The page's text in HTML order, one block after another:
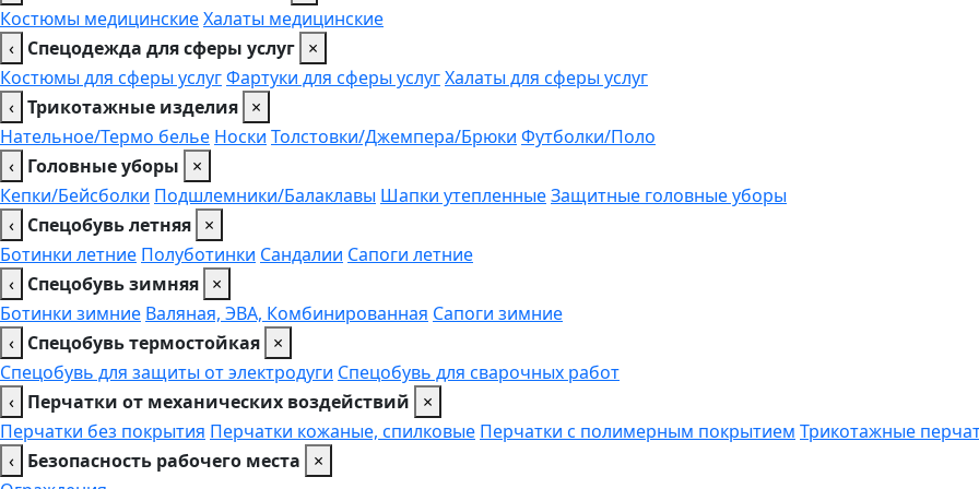
Костюмы медицинскиеХалаты медицинские
‹ Спецодежда для сферы услуг ×
Костюмы для сферы услугФартуки для сферы услугХалаты для сферы услуг
‹ Трикотажные изделия ×
Нательное/Термо белье Носки Толстовки/Джемпера/Брюки Футболки/Поло
‹ Головные уборы
×
Кепки/Бейсболки Подшлемники/Балаклавы Шапки утепленныеЗащитные головные уборы
‹ Спецобувь летняя ×
Ботинки летние Полуботинки Сандалии Сапоги летние
‹ Спецобувь зимняя ×
Ботинки зимние Валяная, ЭВА, Комбинированная Сапоги зимние
‹ Спецобувь термостойкая ×
Спецобувь для защиты от электродуги Спецобувь для сварочных работ
‹ Перчатки от механических воздействий
×
Перчатки без покрытия Перчатки кожаные, спилковые Перчатки с полимерным покрытием Трикотажные
‹ Безопасность рабочего места
×